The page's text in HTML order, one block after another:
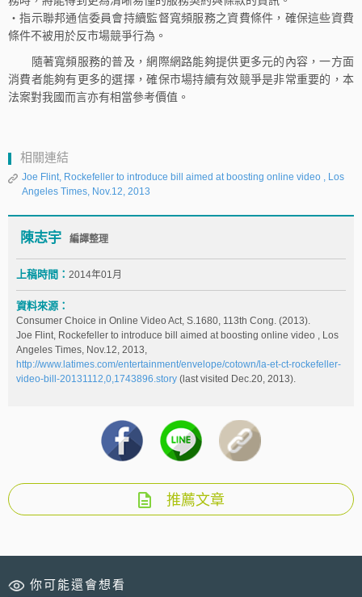
‧指示聯邦通信委員會持續監督寬頻服務之資費條件，確保這些資費
條件不被用於反市場競爭行為。
隨著寬頻服務的普及，網際網路能夠提供更多元的內容，一方面
消費者能夠有更多的選擇，確保市場持續有效競爭是非常重要的，本
法案對我國而言亦有相當參考價值。
相關連結
Joe Flint, Rockefeller to introduce bill aimed at boosting online video , Los
Angeles Times, Nov.12, 2013
陳志宇 編譯整理
上稿時間： 2014年01月
資料來源：
Consumer Choice in Online Video Act, S.1680, 113th Cong. (2013).
Joe Flint, Rockefeller to introduce bill aimed at boosting online video , Los
Angeles Times, Nov.12, 2013,
http://www.latimes.com/entertainment/envelope/cotown/la-et-ct-rockefeller-
video-bill-20131112,0,1743896.story (last visited Dec.20, 2013).
推薦文章
你可能還會想看